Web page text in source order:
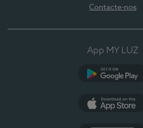
Contacte-nos
App MY LUZ